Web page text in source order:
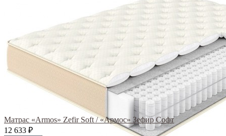
Матрас «Armos» Zefir Soft / «Армос» Зефир Софт
12 633 ₽